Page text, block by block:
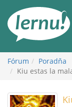
obsah
Fórum
Poradňa
Kiu estas la